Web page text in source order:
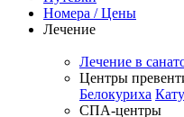
Номера / Цены
Лечение
Лечение в
Центры
Белокуриха
СПА-центры